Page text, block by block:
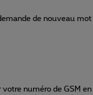
de nouveau mot
numéro de GSM en